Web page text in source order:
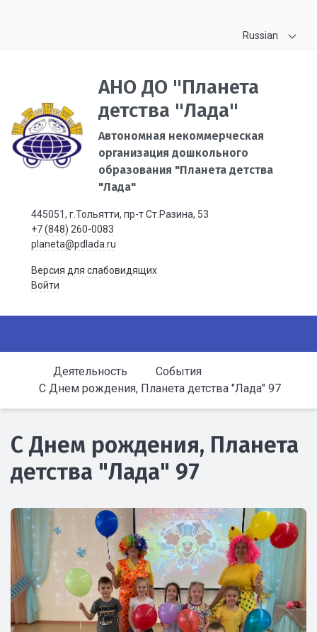
Russian
АНО ДО "Планета
детства "Лада"
Автономная некоммерческая
организация дошкольного
образования "Планета детства
"Лада"
445051, г.Тольятти, пр-т Ст.Разина, 53
+7 (848) 260-0083
planeta@pdlada.ru
Версия для слабовидящих
Войти
Деятельность
События
С Днем рождения, Планета детства "Лада" 97
С Днем рождения, Планета
детства "Лада" 97